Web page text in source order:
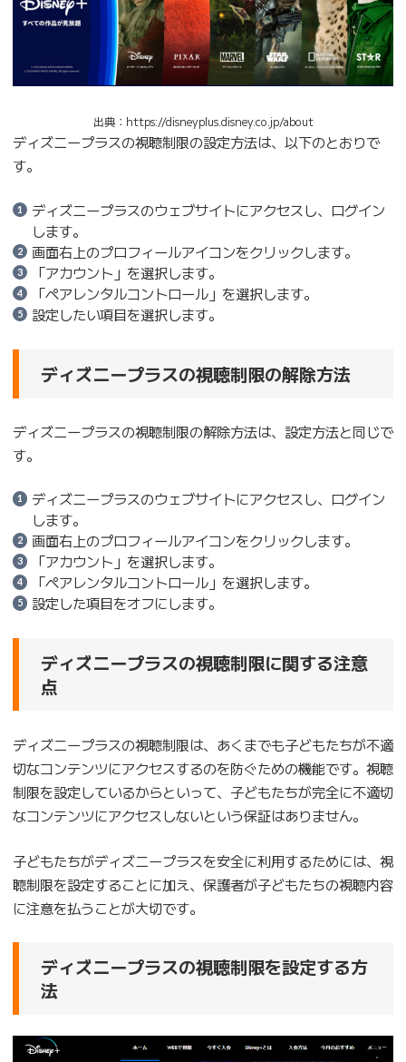
出典：https://disneyplus.disney.co.jp/about
ディズニープラスの視聴制限の設定方法は、以下のとおりで
す。
ディズニープラスのウェブサイトにアクセスし、ログイン
します。
画面右上のプロフィールアイコンをクリックします。
「アカウント」を選択します。
「ペアレンタルコントロール」を選択します。
設定したい項目を選択します。
ディズニープラスの視聴制限の解除方法
ディズニープラスの視聴制限の解除方法は、設定方法と同じで
す。
ディズニープラスのウェブサイトにアクセスし、ログイン
します。
画面右上のプロフィールアイコンをクリックします。
「アカウント」を選択します。
「ペアレンタルコントロール」を選択します。
設定した項目をオフにします。
ディズニープラスの視聴制限に関する注意
点
ディズニープラスの視聴制限は、あくまでも子どもたちが不適
切なコンテンツにアクセスするのを防ぐための機能です。視聴
制限を設定しているからといって、子どもたちが完全に不適切
なコンテンツにアクセスしないという保証はありません。
子どもたちがディズニープラスを安全に利用するためには、視
聴制限を設定することに加え、保護者が子どもたちの視聴内容
に注意を払うことが大切です。
ディズニープラスの視聴制限を設定する方
法